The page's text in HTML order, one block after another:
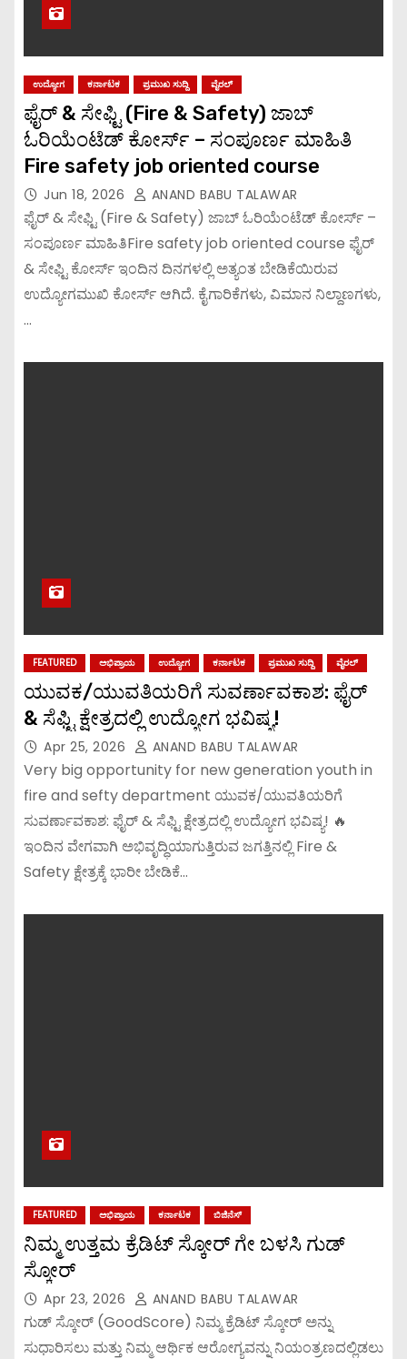
ಉದ್ಯೋಗ ಕರ್ನಾಟಕ ಪ್ರಮುಖ ಸುದ್ದಿ ವೈರಲ್
ಫೈರ್ & ಸೇಫ್ಟಿ (Fire & Safety) ಜಾಬ್
ಓರಿಯೆಂಟೆಡ್ ಕೋರ್ಸ್ – ಸಂಪೂರ್ಣ ಮಾಹಿತಿ
Fire safety job oriented course
Jun 18, 2026 ANAND BABU TALAWAR
ಫೈರ್ & ಸೇಫ್ಟಿ (Fire & Safety) ಜಾಬ್ ಓರಿಯೆಂಟೆಡ್ ಕೋರ್ಸ್ –
ಸಂಪೂರ್ಣ ಮಾಹಿತಿFire safety job oriented course ಫೈರ್
& ಸೇಫ್ಟಿ ಕೋರ್ಸ್ ಇಂದಿನ ದಿನಗಳಲ್ಲಿ ಅತ್ಯಂತ ಬೇಡಿಕೆಯಿರುವ
ಉದ್ಯೋಗಮುಖಿ ಕೋರ್ಸ್ ಆಗಿದೆ. ಕೈಗಾರಿಕೆಗಳು, ವಿಮಾನ ನಿಲ್ದಾಣಗಳು,
…
FEATURED ಅಭಿಪ್ರಾಯ ಉದ್ಯೋಗ ಕರ್ನಾಟಕ ಪ್ರಮುಖ ಸುದ್ದಿ ವೈರಲ್
ಯುವಕ/ಯುವತಿಯರಿಗೆ ಸುವರ್ಣಾವಕಾಶ: ಫೈರ್
& ಸೆಫ್ಟಿ ಕ್ಷೇತ್ರದಲ್ಲಿ ಉದ್ಯೋಗ ಭವಿಷ್ಯ!
Apr 25, 2026 ANAND BABU TALAWAR
Very big opportunity for new generation youth in
fire and sefty department ಯುವಕ/ಯುವತಿಯರಿಗೆ
ಸುವರ್ಣಾವಕಾಶ: ಫೈರ್ & ಸೆಫ್ಟಿ ಕ್ಷೇತ್ರದಲ್ಲಿ ಉದ್ಯೋಗ ಭವಿಷ್ಯ! 🔥
ಇಂದಿನ ವೇಗವಾಗಿ ಅಭಿವೃದ್ಧಿಯಾಗುತ್ತಿರುವ ಜಗತ್ತಿನಲ್ಲಿ Fire &
Safety ಕ್ಷೇತ್ರಕ್ಕೆ ಭಾರೀ ಬೇಡಿಕೆ…
FEATURED ಅಭಿಪ್ರಾಯ ಕರ್ನಾಟಕ ಬಿಜಿನೆಸ್
ನಿಮ್ಮ ಉತ್ತಮ ಕ್ರೆಡಿಟ್ ಸ್ಕೋರ್ ಗೇ ಬಳಸಿ ಗುಡ್
ಸ್ಕೋರ್
Apr 23, 2026 ANAND BABU TALAWAR
ಗುಡ್ ಸ್ಕೋರ್ (GoodScore) ನಿಮ್ಮ ಕ್ರೆಡಿಟ್ ಸ್ಕೋರ್ ಅನ್ನು
ಸುಧಾರಿಸಲು ಮತ್ತು ನಿಮ್ಮ ಆರ್ಥಿಕ ಆರೋಗ್ಯವನ್ನು ನಿಯಂತ್ರಣದಲ್ಲಿಡಲು